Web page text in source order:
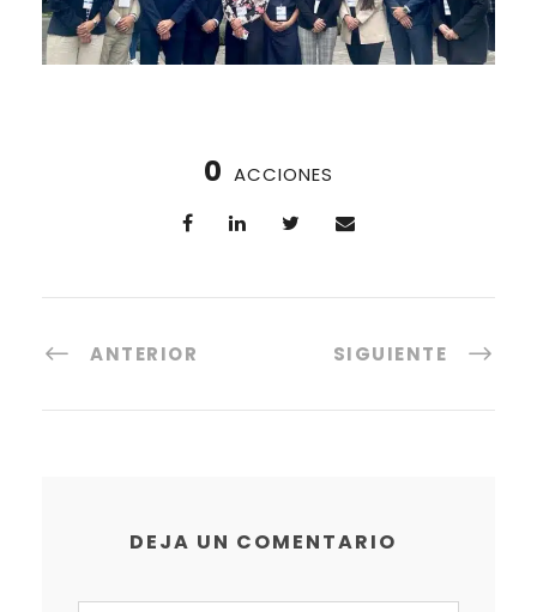
0 ACCIONES
ANTERIOR SIGUIENTE
DEJA UN COMENTARIO